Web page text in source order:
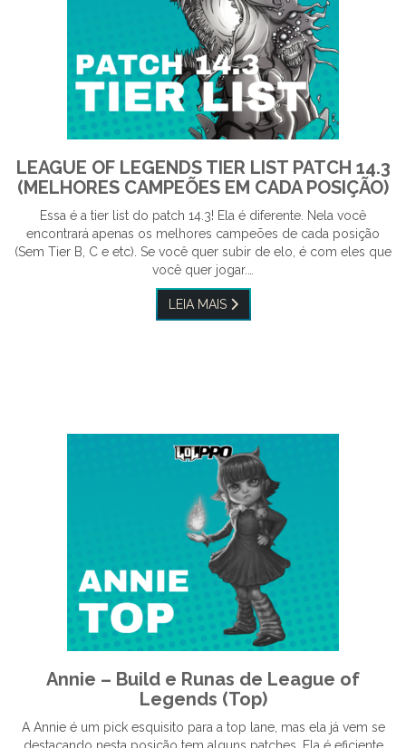
LEAGUE OF LEGENDS TIER LIST PATCH 14.3
(MELHORES CAMPEÕES EM CADA POSIÇÃO)
Essa é a tier list do patch 14.3! Ela é diferente. Nela você
encontrará apenas os melhores campeões de cada posição
(Sem Tier B, C e etc). Se você quer subir de elo, é com eles que
você quer jogar.…
LEIA MAIS
Annie – Build e Runas de League of
Legends (Top)
A Annie é um pick esquisito para a top lane, mas ela já vem se